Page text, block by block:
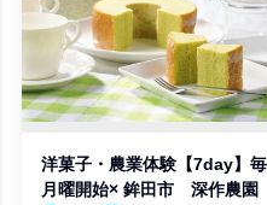
洋菓子・農業体験【7day】
月曜開始× 鉾田市 深作農園